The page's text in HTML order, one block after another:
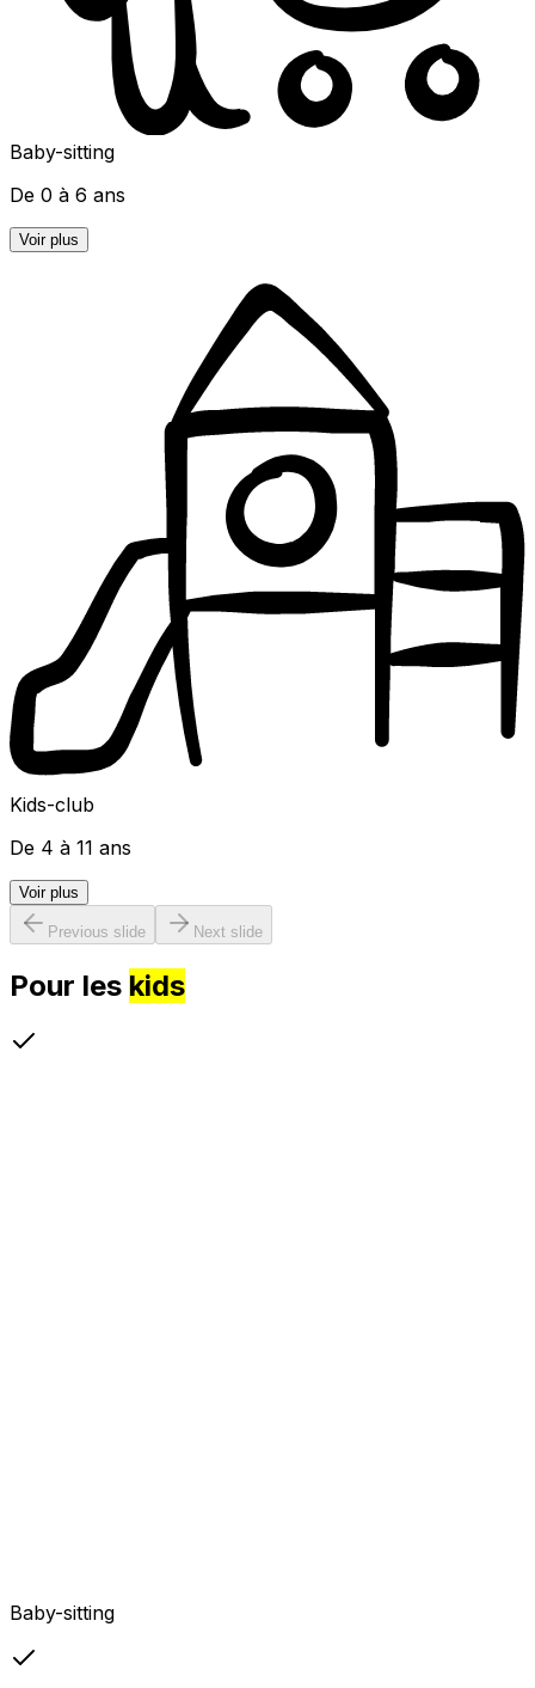
Baby-sitting
De 0 à 6 ans
Voir plus
Kids-club
De 4 à 11 ans
Voir plus
Previous slide Next slide
Pour les kids
Baby-sitting